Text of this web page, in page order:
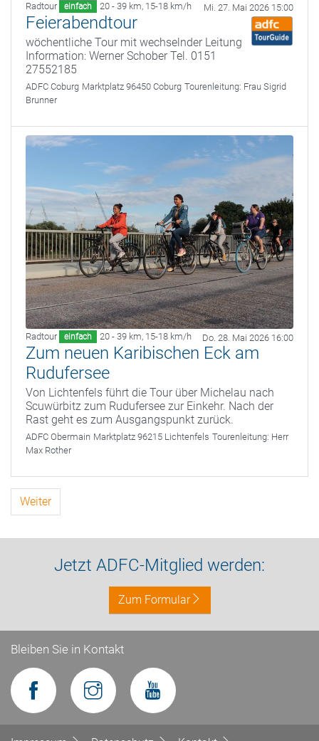
Radtour einfach 20 - 39 km, 15-18 km/h Mi. 27. Mai 2026 15:00
Feierabendtour
wöchentliche Tour mit wechselnder Leitung
Information: Werner Schober Tel. 0151
27552185
ADFC Coburg Marktplatz 96450 Coburg Tourenleitung: Frau Sigrid
Brunner
Radtour einfach 20 - 39 km, 15-18 km/h Do. 28. Mai 2026 16:00
Zum neuen Karibischen Eck am
Rudufersee
Von Lichtenfels führt die Tour über Michelau nach
Scuwürbitz zum Rudufersee zur Einkehr. Nach der
Rast geht es zum Ausgangspunkt zurück.
ADFC Obermain Marktplatz 96215 Lichtenfels Tourenleitung: Herr
Max Rother
Weiter
Jetzt ADFC-Mitglied werden:
Zum Formular
Bleiben Sie in Kontakt